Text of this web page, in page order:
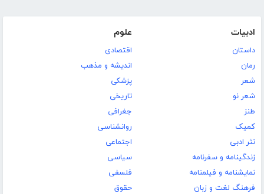
ادبیات
داستان
رمان
شعر
شعر نو
طنز
کمیک
نثر ادبی
زندگینامه و سفرنامه
نمایشنامه و فیلمنامه
فرهنگ لغت و زبان
علوم
اقتصادی
اندیشه و مذهب
پزشکی
تاریخی
جغرافی
روانشناسی
اجتماعی
سیاسی
فلسفی
حقوق